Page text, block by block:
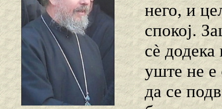
него, и
спокој.
сѐ
уште не е
да се